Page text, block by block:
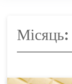
Місяць: